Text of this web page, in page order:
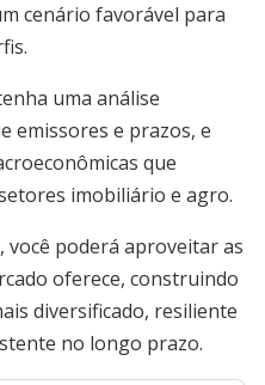
cenário favorável para
uma análise
emissores e prazos, e
que
imobiliário e agro.
você poderá aproveitar as
oferece, construindo
diversificado, resiliente
no longo prazo.